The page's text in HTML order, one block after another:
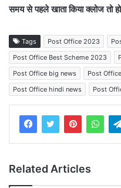
समय से पहले खाता किया क्लोज तो
Tags Post Office 2023
Post Office Best Scheme 2023
Post Office big news
Post
Post Office hindi news
Post
Related Articles